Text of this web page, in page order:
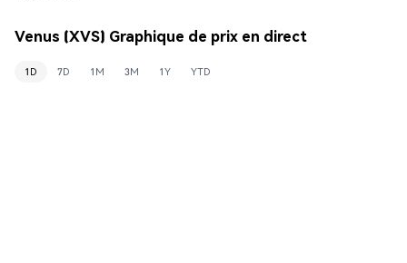
Venus (XVS) Graphique de prix en direct
1D 7D 1M 3M 1Y YTD